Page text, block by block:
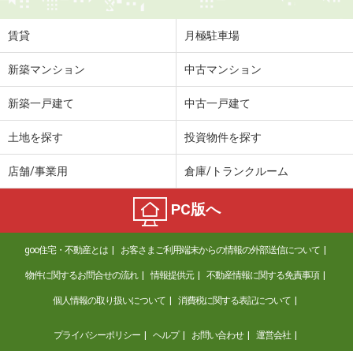
賃貸 月極駐車場
新築マンション 中古マンション
新築一戸建て 中古一戸建て
土地を探す 投資物件を探す
店舗/事業用 倉庫/トランクルーム
PC版へ
goo住宅・不動産とは お客さまご利用端末からの情報の外部送信について
物件に関するお問合せの流れ 情報提供元 不動産情報に関する免責事項
個人情報の取り扱いについて 消費税に関する表記について
プライバシーポリシー ヘルプ お問い合わせ 運営会社